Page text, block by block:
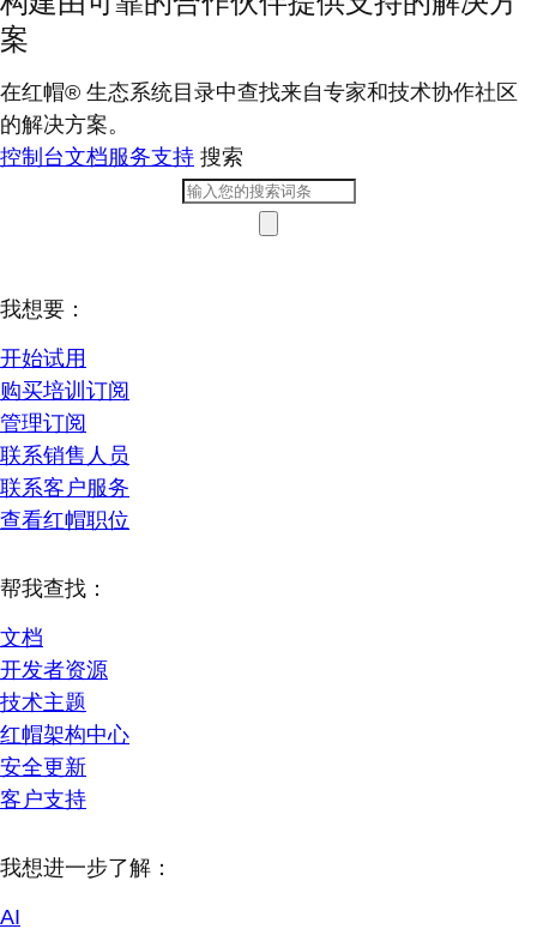
案
在红帽® 生态系统目录中查找来自专家和技术协作社区
的解决方案。
控制台文档服务支持 搜索
我想要：
开始试用
购买培训订阅
管理订阅
联系销售人员
联系客户服务
查看红帽职位
帮我查找：
文档
开发者资源
技术主题
红帽架构中心
安全更新
客户支持
我想进一步了解：
AI